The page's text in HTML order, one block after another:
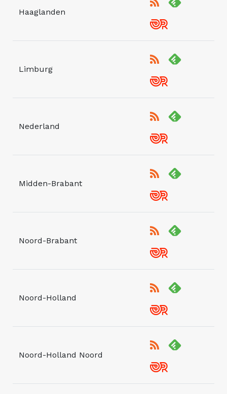
Haaglanden
Limburg
Nederland
Midden-Brabant
Noord-Brabant
Noord-Holland
Noord-Holland Noord